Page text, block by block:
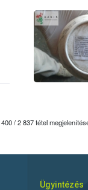
/ 2 837 tétel
Ügyintézés